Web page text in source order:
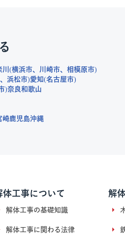
横浜市 川崎市
相模原市
浜松市 愛知 名古屋市
奈良和歌山
崎鹿児島沖縄
体工事について
解体工事の基礎知識
解体工事に関わる法律
解